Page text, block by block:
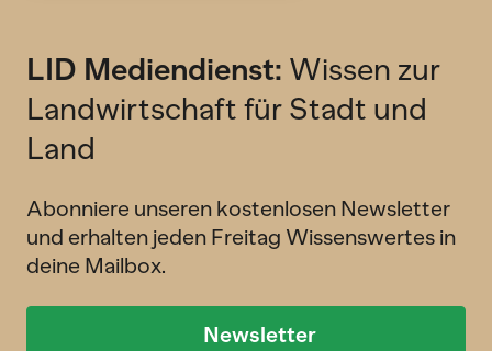
LID Mediendienst: Wissen zur
Landwirtschaft für Stadt und
Land
Abonniere unseren kostenlosen Newsletter
und erhalten jeden Freitag Wissenswertes in
deine Mailbox.
Newsletter